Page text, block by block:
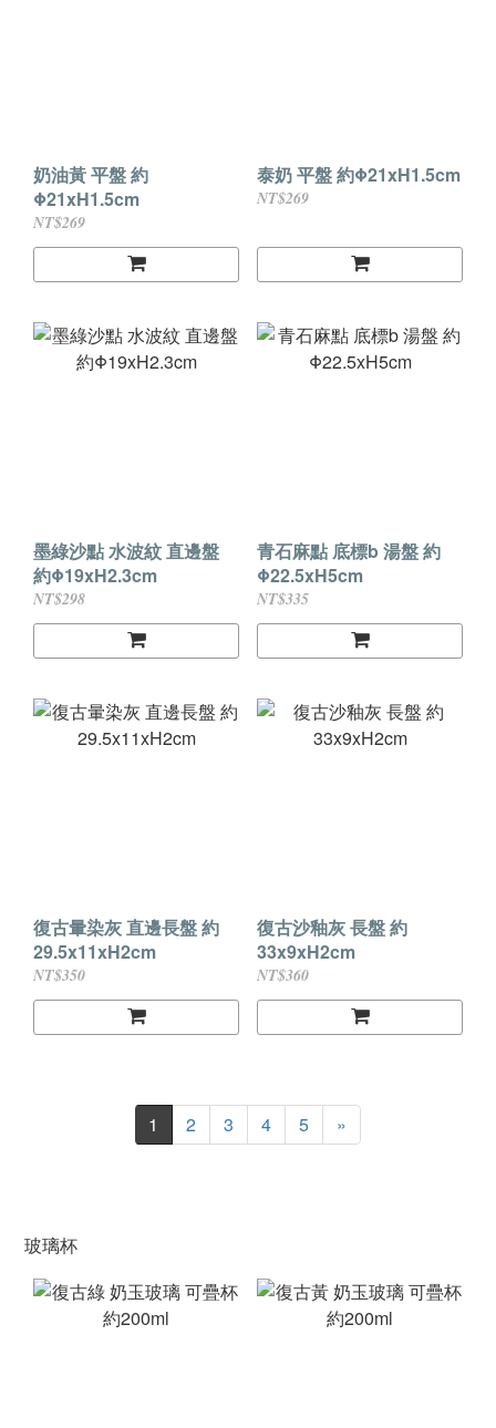
奶油黃 平盤 約
Φ21xH1.5cm
NT$269
泰奶 平盤 約Φ21xH1.5cm
NT$269
墨綠沙點 水波紋 直邊盤
約Φ19xH2.3cm
NT$298
青石麻點 底標b 湯盤 約
Φ22.5xH5cm
NT$335
復古暈染灰 直邊長盤 約
29.5x11xH2cm
NT$350
復古沙釉灰 長盤 約
33x9xH2cm
NT$360
1 2 3 4 5 »
玻璃杯